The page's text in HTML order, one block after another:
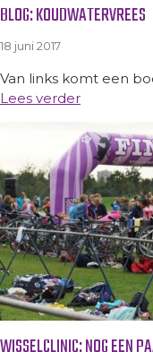
BLOG: KOUDWATERVREES
18 juni 2017
Van links komt een
Lees verder